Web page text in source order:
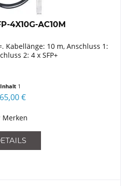
4X10G-AC10M
Kabellänge: 10 m, Anschluss 1:
2: 4 x SFP+
Inhalt 1
€
Merken